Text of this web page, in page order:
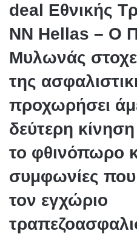
deal Εθνικής
ΝΝ Hellas – Ο
Μυλωνάς
της
προχωρήσει
δεύτερη
το φθινόπωρο
συμφωνίες
τον εγχώριο